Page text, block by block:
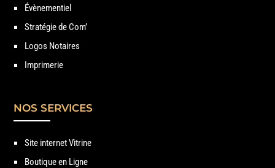
Évènementiel
Stratégie de Com’
Logos Notaires
Imprimerie
NOS SERVICES
Site internet Vitrine
Boutique en Ligne